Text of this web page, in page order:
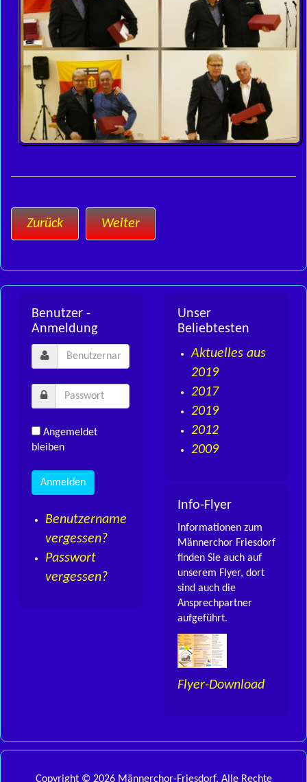
Zurück Weiter
Benutzer -
Anmeldung
Angemeldet
bleiben
Benutzername
vergessen?
Passwort
vergessen?
Unser
Beliebtesten
Aktuelles aus
2019
2017
2019
2012
2009
Info-Flyer
Informationen zum
Männerchor Friesdorf
finden Sie auch auf
unserem Flyer, dort
sind auch die
Ansprechpartner
aufgeführt.
Flyer-Download
Copyright © 2026 Männerchor-Friesdorf. Alle Rechte